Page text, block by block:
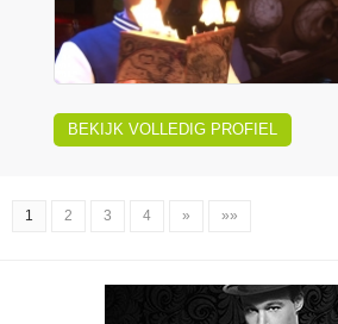
BEKIJK VOLLEDIG PROFIEL
1 2 3 4 » »»